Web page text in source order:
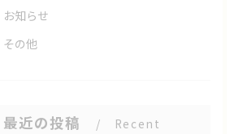
お知らせ
その他
最近の投稿
Recent